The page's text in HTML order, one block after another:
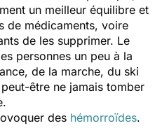
un meilleur équilibre et
de médicaments, voire
de les supprimer. Le
personnes un peu à la
de la marche, du ski
être ne jamais tomber
des hémorroïdes.